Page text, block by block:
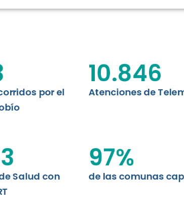
ABORDAJE CLÍNICO EN
I+D+I+E
MDPA
habitantes...
por el
Atenciones de
10.846
Salud con
de las comunas
97%